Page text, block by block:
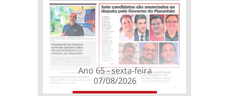
Ano 65 - sexta-feira
07/08/2026